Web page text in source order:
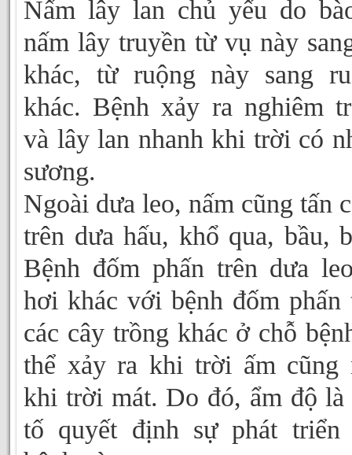
Nấm lây lan chủ yếu do
nấm lây truyền từ vụ này
khác, từ ruộng này sang
khác. Bệnh xảy ra nghiêm
và lây lan nhanh khi trời có
sương.
Ngoài dưa leo, nấm cũng tấn
trên dưa hấu, khổ qua, bầu,
Bệnh đốm phấn trên dưa
hơi khác với bệnh đốm phấn
các cây trồng khác ở chỗ
thể xảy ra khi trời ấm cũng
khi trời mát. Do đó, ẩm độ là
tố quyết định sự phát triển